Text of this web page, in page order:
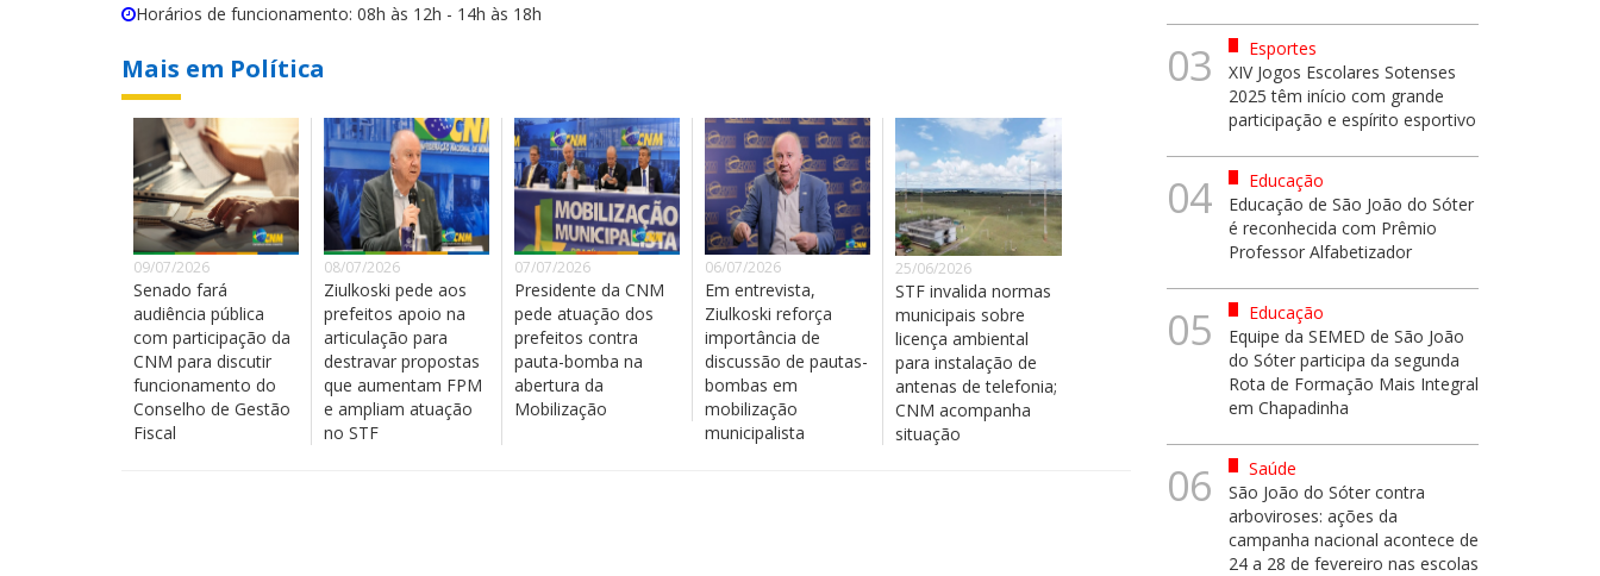
Horários de funcionamento: 08h às 12h - 14h às 18h
Mais em Política
09/07/2026
Senado fará
audiência pública
com participação da
CNM para discutir
funcionamento do
Conselho de Gestão
Fiscal
08/07/2026
Ziulkoski pede aos
prefeitos apoio na
articulação para
destravar propostas
que aumentam FPM
e ampliam atuação
no STF
07/07/2026
Presidente da CNM
pede atuação dos
prefeitos contra
pauta-bomba na
abertura da
Mobilização
06/07/2026
Em entrevista,
Ziulkoski reforça
importância de
discussão de pautas-
bombas em
mobilização
municipalista
25/06/2026
STF invalida normas
municipais sobre
licença ambiental
para instalação de
antenas de telefonia;
CNM acompanha
situação
03
Esportes
XIV Jogos Escolares Sotenses
2025 têm início com grande
participação e espírito esportivo
04
Educação
Educação de São João do Sóter
é reconhecida com Prêmio
Professor Alfabetizador
05
Educação
Equipe da SEMED de São João
do Sóter participa da segunda
Rota de Formação Mais Integral
em Chapadinha
06
Saúde
São João do Sóter contra
arboviroses: ações da
campanha nacional acontece de
24 a 28 de fevereiro nas escolas